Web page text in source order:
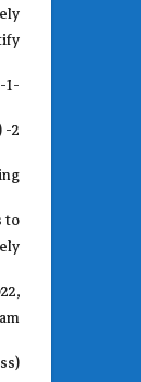
-1- Identifying the perceived social control among university students
2- Identifying the differences in perceived social control according to the variables (sex, specialization)
to
(spss) for Educational and Psychological Sciences. The study reached the following results